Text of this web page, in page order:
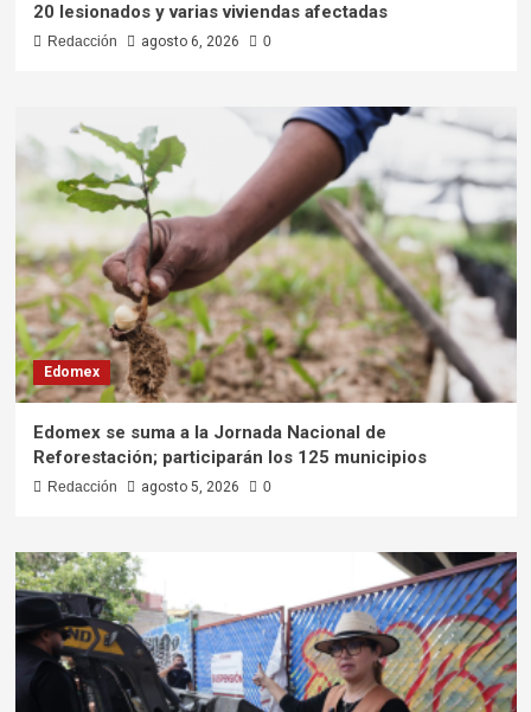
20 lesionados y varias viviendas afectadas
Redacción agosto 6, 2026 0
Edomex
Edomex se suma a la Jornada Nacional de
Reforestación; participarán los 125 municipios
Redacción agosto 5, 2026 0